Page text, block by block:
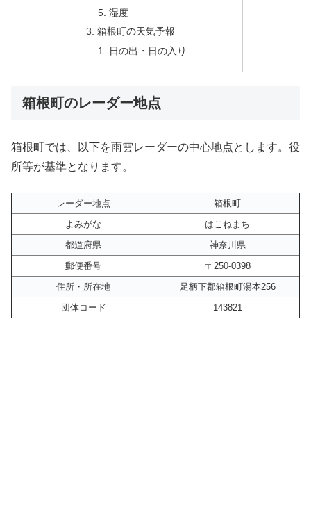
湿度
箱根町の天気予報
日の出・日の入り
箱根町のレーダー地点
箱根町では、以下を雨雲レーダーの中心地点とします。役
所等が基準となります。
レーダー地点
箱根町
よみがな
はこねまち
都道府県
神奈川県
郵便番号
〒250-0398
住所・所在地
足柄下郡箱根町湯本256
団体コード
143821